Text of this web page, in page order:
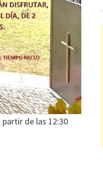
partir de las 12:30